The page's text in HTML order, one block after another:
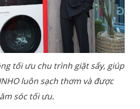
tối ưu chu trình giặt sấy, giúp
luôn sạch thơm và được
sóc tối ưu.